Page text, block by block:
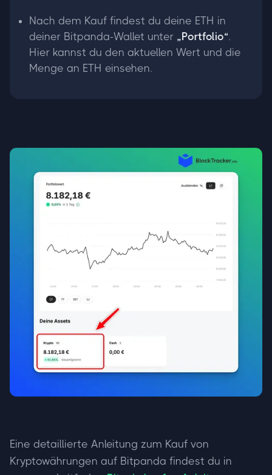
Nach dem Kauf findest du deine ETH in
deiner Bitpanda-Wallet unter „Portfolio“.
Hier kannst du den aktuellen Wert und die
Menge an ETH einsehen.
Eine detaillierte Anleitung zum Kauf von
Kryptowährungen auf Bitpanda findest du in